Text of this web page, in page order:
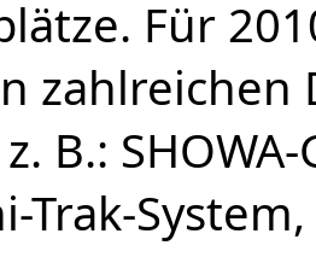
Für
B.:
Trak-